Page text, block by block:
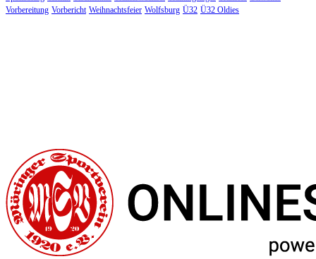
Vorbereitung Vorbericht Weihnachtsfeier Wolfsburg Ü32 Ü32 Oldies